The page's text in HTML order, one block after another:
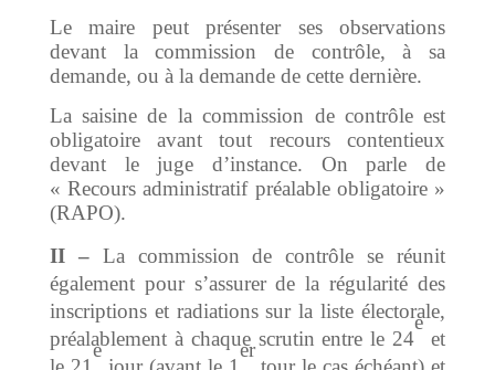
Le maire peut présenter ses observations
devant la commission de contrôle, à sa
demande, ou à la demande de cette dernière.
La saisine de la commission de contrôle est
obligatoire avant tout recours contentieux
devant le juge d’instance. On parle de
« Recours administratif préalable obligatoire »
(RAPO).
II –La commission de contrôle se réunit
également pour s’assurer de la régularité des
inscriptions et radiations sur la liste électorale,
préalablement à chaque scrutin entre le 24
e
et
e er